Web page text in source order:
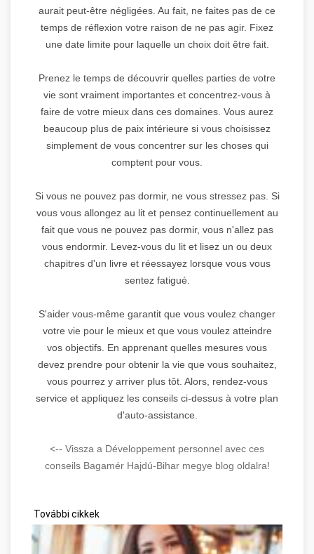
aurait peut-être négligées. Au fait, ne faites pas de ce
temps de réflexion votre raison de ne pas agir. Fixez
une date limite pour laquelle un choix doit être fait.
Prenez le temps de découvrir quelles parties de votre
vie sont vraiment importantes et concentrez-vous à
faire de votre mieux dans ces domaines. Vous aurez
beaucoup plus de paix intérieure si vous choisissez
simplement de vous concentrer sur les choses qui
comptent pour vous.
Si vous ne pouvez pas dormir, ne vous stressez pas. Si
vous vous allongez au lit et pensez continuellement au
fait que vous ne pouvez pas dormir, vous n'allez pas
vous endormir. Levez-vous du lit et lisez un ou deux
chapitres d'un livre et réessayez lorsque vous vous
sentez fatigué.
S'aider vous-même garantit que vous voulez changer
votre vie pour le mieux et que vous voulez atteindre
vos objectifs. En apprenant quelles mesures vous
devez prendre pour obtenir la vie que vous souhaitez,
vous pourrez y arriver plus tôt. Alors, rendez-vous
service et appliquez les conseils ci-dessus à votre plan
d'auto-assistance.
<-- Vissza a Développement personnel avec ces
conseils Bagamér Hajdú-Bihar megye blog oldalra!
További cikkek